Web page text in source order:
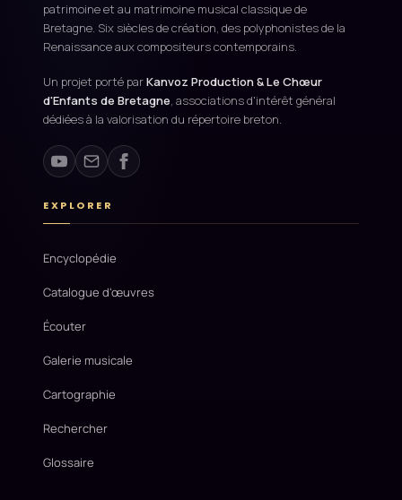
patrimoine et au matrimoine musical classique de
Bretagne. Six siècles de création, des polyphonistes de la
Renaissance aux compositeurs contemporains.
Un projet porté parKanvoz Production & Le Chœur
d'Enfants de Bretagne, associations d'intérêt général
dédiées à la valorisation du répertoire breton.
EXPLORER
Encyclopédie
Catalogue d'œuvres
Écouter
Galerie musicale
Cartographie
Rechercher
Glossaire